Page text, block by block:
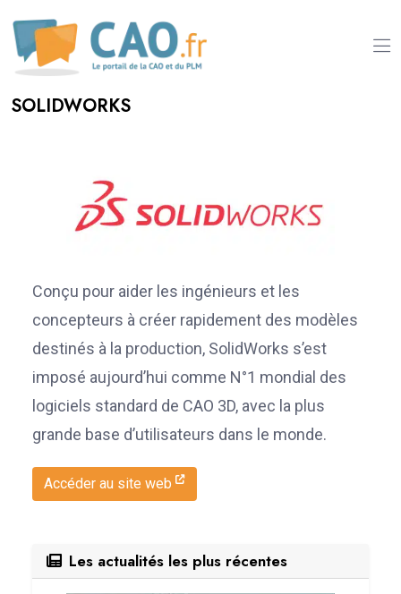
SOLIDWORKS
Conçu pour aider les ingénieurs et les
concepteurs à créer rapidement des modèles
destinés à la production, SolidWorks s’est
imposé aujourd’hui comme N°1 mondial des
logiciels standard de CAO 3D, avec la plus
grande base d’utilisateurs dans le monde.
Accéder au site web
Les actualités les plus récentes